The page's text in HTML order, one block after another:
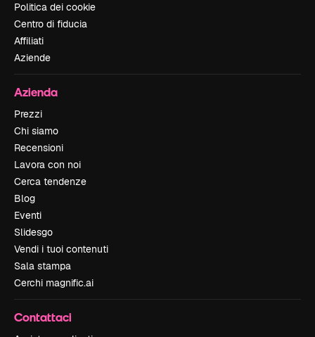
Politica dei cookie
Centro di fiducia
Affiliati
Aziende
Azienda
Prezzi
Chi siamo
Recensioni
Lavora con noi
Cerca tendenze
Blog
Eventi
Slidesgo
Vendi i tuoi contenuti
Sala stampa
Cerchi magnific.ai
Contattaci